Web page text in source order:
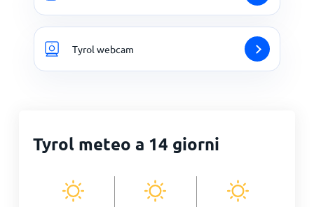
Tyrol webcam
Tyrol meteo a 14 giorni